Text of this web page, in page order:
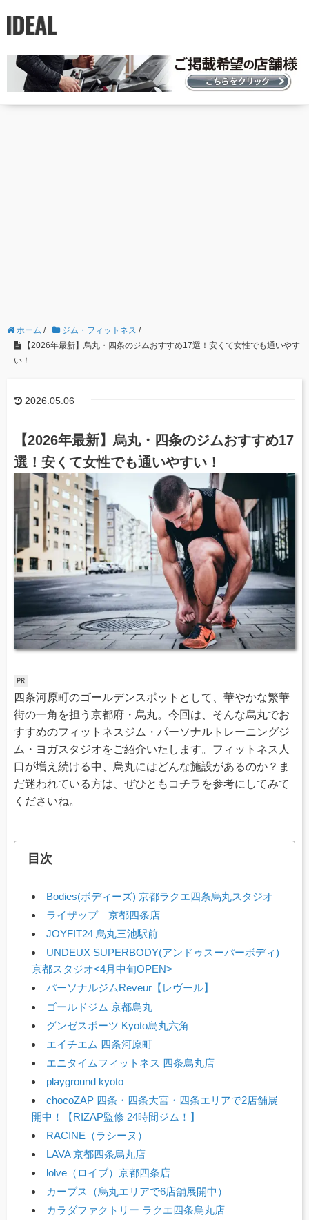
ホーム / ジム・フィットネス /
【2026年最新】烏丸・四条のジムおすすめ17選！安くて女性でも通いやす
い！
2026.05.06
【2026年最新】烏丸・四条のジムおすすめ17
選！安くて女性でも通いやすい！
四条河原町のゴールデンスポットとして、華やかな繁華
街の一角を担う京都府・烏丸。今回は、そんな烏丸でお
すすめのフィットネスジム・パーソナルトレーニングジ
ム・ヨガスタジオをご紹介いたします。フィットネス人
口が増え続ける中、烏丸にはどんな施設があるのか？ま
だ迷われている方は、ぜひともコチラを参考にしてみて
くださいね。
目次
Bodies(ボディーズ) 京都ラクエ四条烏丸スタジオ
ライザップ 京都四条店
JOYFIT24 烏丸三池駅前
UNDEUX SUPERBODY(アンドゥスーパーボディ)
京都スタジオ<4月中旬OPEN>
パーソナルジムReveur【レヴール】
ゴールドジム 京都烏丸
グンゼスポーツ Kyoto烏丸六角
エイチエム 四条河原町
エニタイムフィットネス 四条烏丸店
playground kyoto
chocoZAP 四条・四条大宮・四条エリアで2店舗展
開中！【RIZAP監修 24時間ジム！】
RACINE（ラシーヌ）
LAVA 京都四条烏丸店
lolve（ロイブ）京都四条店
カーブス（烏丸エリアで6店舗展開中）
カラダファクトリー ラクエ四条烏丸店